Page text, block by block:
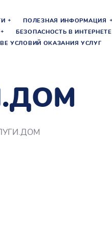
ПОЛЕЗНАЯ ИНФОРМАЦИЯ
БЕЗОПАСНОСТЬ В ИНТЕРНЕТЕ
УСЛОВИЙ ОКАЗАНИЯ УСЛУГ